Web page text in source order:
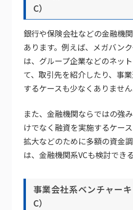
C）
銀行や保険会社などの金融機
あります。例えば、メガバン
は、グループ企業などのネッ
て、取引先を紹介したり、事
するケースも少なくありません
また、金融機関ならではの強
けでなく融資を実施するケー
拡大などのために多額の資金
は、金融機関系VCも検討でき
事業会社系ベンチャー
C）